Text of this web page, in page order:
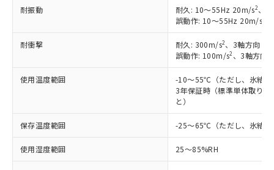
耐振動 耐久: 10～55Hz 20m/s2、3
誤動作: 10～55Hz 20m/s
耐衝撃 耐久: 300m/s2、3軸方向 各
誤動作: 100m/s2 、3軸方向
使用温度範囲
-10～55℃（ただし、氷結、
3年保証時（標準単体取り
と）
保存温度範囲 -25～65℃（ただし、氷結、
使用湿度範囲 25～85%RH
以下の条件をお読みいただき、同意のうえ
本サービスは、当社制御機器事業取扱
商品の当社在庫状況および標準価格
(税抜)を提供させていただくもので
当社制御機器事業取扱商品の中には、
本サービスの対象外となる商品もある
ことをご了承ください。
在庫状況および標準価格照会結果は、
対応予定なし：EU RoHS指令（10物質）の
非含有に非対応の商品で、対応品を出す予
調査・確認中：EU RoHS指令（10物質）の
非含有の対応状況を調査中または確認中の
商品です。
非該当品：ライセンス料など無形物で、有
害物質有無と関係のない商品です。
仕入先様の事情により、非含有部品として
いたものが、含有品と判明した場合などや
むを得ず変更することがあります。
「○」：最大均質材料含有率が中国RoHSの
基準値以下であることを示します。
「×」：最大均質材料含有率が中国RoHSの
基準値を超えていることを示します。
「－」：未確認です。当社販売部門へお問
当社は、これら貴社製品のうち、外国
為替および外国貿易法に定める商品
（以下｢規制貨物等」という）を輸出